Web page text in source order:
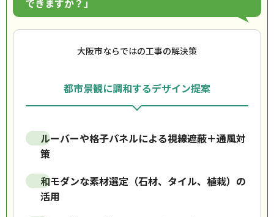
できますか？」
大阪市ならではの工事の解決策
都市景観に調和するデザイン提案
ルーバーや格子パネルによる視線遮蔽＋通風対
策
和モダンな素材選定（石材、タイル、植栽）の
活用